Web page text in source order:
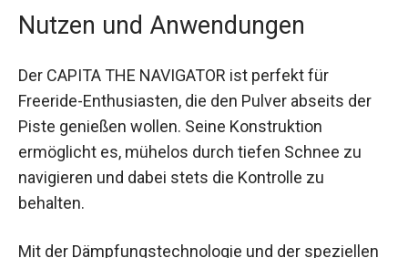
Nutzen und Anwendungen
Der CAPITA THE NAVIGATOR ist perfekt für
Freeride-Enthusiasten, die den Pulver abseits der
Piste genießen wollen. Seine Konstruktion
ermöglicht es, mühelos durch tiefen Schnee zu
navigieren und dabei stets die Kontrolle zu